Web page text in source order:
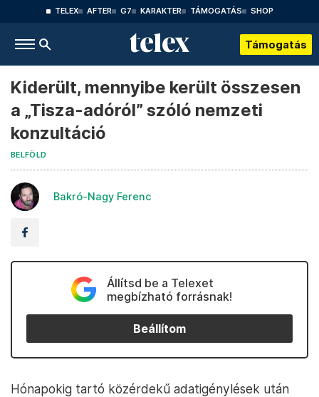
TELEX AFTER G7 KARAKTER TÁMOGATÁS SHOP
Támogatás
Kiderült, mennyibe került összesen
a „Tisza-adóról” szóló nemzeti
konzultáció
BELFÖLD
Bakró-Nagy Ferenc
Állítsd be a Telexet
megbízható forrásnak!
Beállítom
Hónapokig tartó közérdekű adatigénylések után